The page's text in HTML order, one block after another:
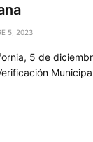
5, 2023
5 de